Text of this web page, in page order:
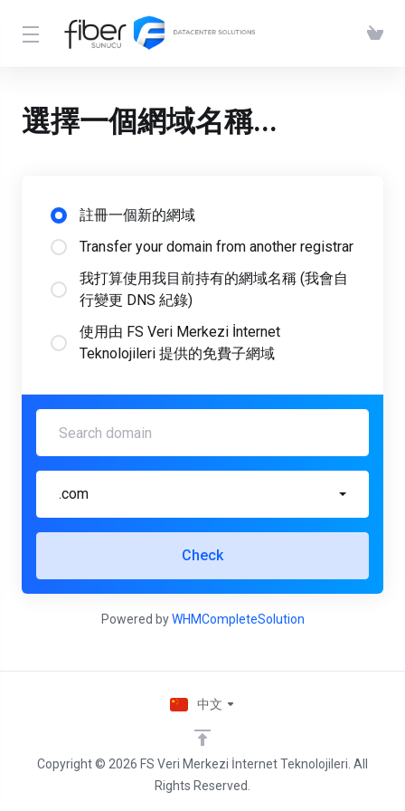
選擇一個網域名稱...
註冊一個新的網域
Transfer your domain from another registrar
我打算使用我目前持有的網域名稱 (我會自
行變更 DNS 紀錄)
使用由 FS Veri Merkezi İnternet
Teknolojileri 提供的免費子網域
.com
Check
Powered byWHMCompleteSolution
Copyright © 2026 FS Veri Merkezi İnternet Teknolojileri. All
Rights Reserved.
中文